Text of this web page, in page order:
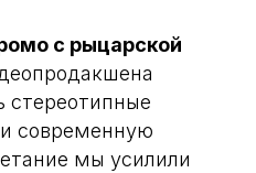
с рыцарской
стереотипные
современную
мы усилили